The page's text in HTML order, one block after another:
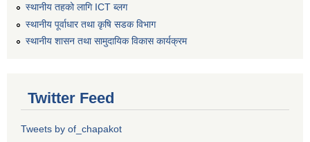
स्थानीय तहको लागि ICT ब्लग
स्थानीय पूर्वाधार तथा कृषि सडक विभाग
स्थानीय शासन तथा सामुदायिक विकास कार्यक्रम
Twitter Feed
Tweets by of_chapakot